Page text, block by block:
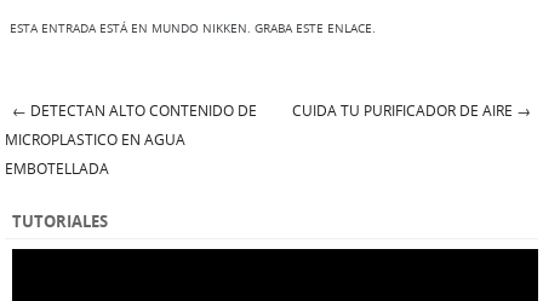
ESTA ENTRADA ESTÁ EN MUNDO NIKKEN. GRABA ESTE ENLACE.
Post navigation
← DETECTAN ALTO CONTENIDO DE
MICROPLASTICO EN AGUA
EMBOTELLADA
CUIDA TU PURIFICADOR DE AIRE →
TUTORIALES